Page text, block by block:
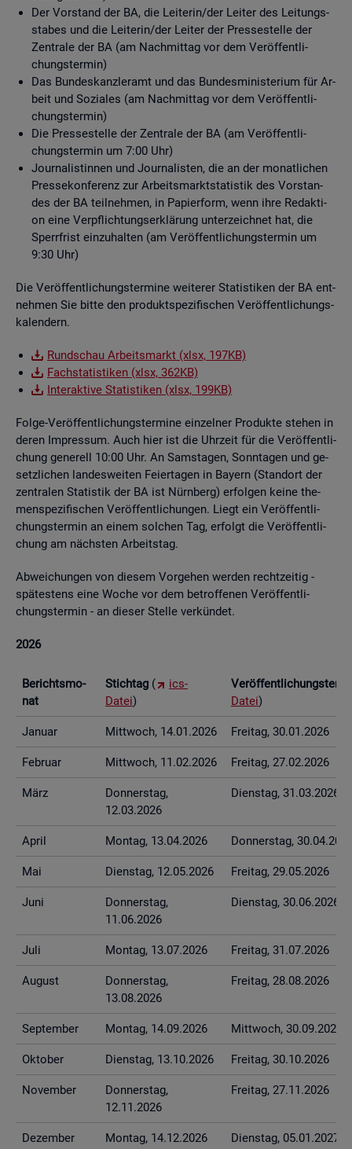
Der Vor­stand der BA, die Lei­te­rin/der Lei­ter des Lei­tungs­
sta­bes und die Lei­te­rin/der Lei­ter der Pres­se­stel­le der
Zen­tra­le der BA (am Nach­mit­tag vor dem Ver­öf­fent­li­
chungs­ter­min)
Das Bun­des­kanz­ler­amt und das Bun­des­mi­nis­te­ri­um für Ar­
beit und So­zia­les (am Nach­mit­tag vor dem Ver­öf­fent­li­
chungs­ter­min)
Die Pres­se­stel­le der Zen­tra­le der BA (am Ver­öf­fent­li­
chungs­ter­min um 7:00 Uhr)
Jour­na­lis­tin­nen und Jour­na­lis­ten, die an der mo­nat­li­chen
Pres­se­kon­fe­renz zur Ar­beits­markt­sta­tis­tik des Vor­stan­
des der BA teil­neh­men, in Pa­pier­form, wenn ihre Re­dak­ti­
on eine Ver­pflich­tungs­er­klä­rung un­ter­zeich­net hat, die
Sperr­frist ein­zu­hal­ten (am Ver­öf­fent­li­chungs­ter­min um
9:30 Uhr)
Die Ver­öf­fent­li­chungs­ter­mi­ne wei­te­rer Sta­tis­ti­ken der BA ent­
neh­men Sie bitte den pro­dukt­spe­zi­fi­schen Ver­öf­fent­li­chungs­
ka­len­dern.
Rund­schau Ar­beits­markt (xlsx, 197KB)
Fach­sta­tis­ti­ken (xlsx, 362KB)
In­ter­ak­ti­ve Sta­tis­ti­ken (xlsx, 199KB)
Folge-Ver­öf­fent­li­chungs­ter­mi­ne ein­zel­ner Pro­duk­te ste­hen in
deren Im­pres­sum. Auch hier ist die Uhr­zeit für die Ver­öf­fent­li­
chung ge­ne­rell 10:00 Uhr. An Sams­ta­gen, Sonn­ta­gen und ge­
setz­li­chen lan­des­wei­ten Fei­er­ta­gen in Bay­ern (Stand­ort der
zen­tra­len Sta­tis­tik der BA ist Nürn­berg) er­fol­gen keine the­
men­spe­zi­fi­schen Ver­öf­fent­li­chun­gen. Liegt ein Ver­öf­fent­li­
chungs­ter­min an einem sol­chen Tag, er­folgt die Ver­öf­fent­li­
chung am nächs­ten Ar­beits­tag.
Ab­wei­chun­gen von die­sem Vor­ge­hen wer­den recht­zei­tig -
spä­tes­tens eine Woche vor dem be­trof­fe­nen Ver­öf­fent­li­
chungs­ter­min - an die­ser Stel­le ver­kün­det.
2026
Be­richts­mo­
nat
Stich­tag (
ics-
Datei)
Datei)
Ja­nu­ar Mitt­woch, 14.01.2026 Frei­tag, 30.01.2026
Fe­bru­ar Mitt­woch, 11.02.2026 Frei­tag, 27.02.2026
März
Don­ners­tag,
12.03.2026
Diens­tag, 31.03.2026
April Mon­tag, 13.04.2026 Don­ners­tag,
Mai Diens­tag, 12.05.2026 Frei­tag, 29.05.2026
Juni
Don­ners­tag,
11.06.2026
Diens­tag, 30.06.2026
Juli Mon­tag, 13.07.2026 Frei­tag, 31.07.2026
Au­gust
Don­ners­tag,
13.08.2026
Frei­tag, 28.08.2026
Sep­tem­ber Mon­tag, 14.09.2026 Mitt­woch, 30.09.2026
Ok­to­ber Diens­tag, 13.10.2026 Frei­tag, 30.10.2026
No­vem­ber
Don­ners­tag,
12.11.2026
Frei­tag, 27.11.2026
De­zem­ber Mon­tag, 14.12.2026 Diens­tag, 05.01.2027